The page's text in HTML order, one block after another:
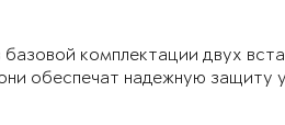
комплектации двух
обеспечат надежную защиту